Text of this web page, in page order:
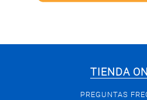
TIENDA
PREGUNTAS